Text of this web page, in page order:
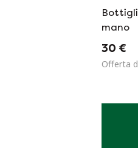
mano
30 €
Offerta